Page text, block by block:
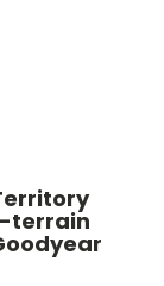
terrain